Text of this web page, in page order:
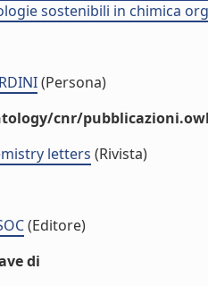
sostenibili in chimica
(Persona)
cnr/
letters (Rivista)
(Editore)
di